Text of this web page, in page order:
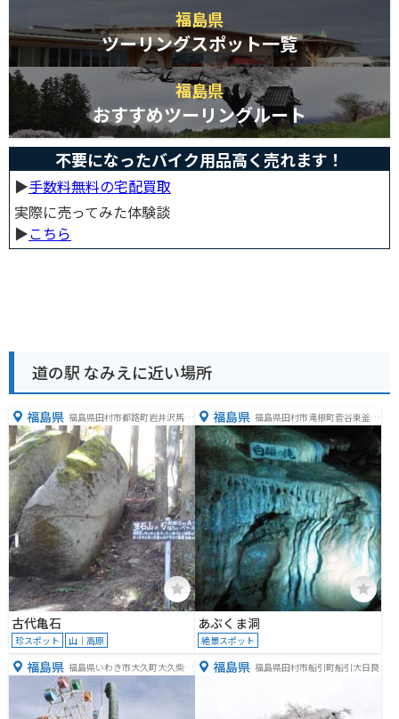
福島県
ツーリングスポット一覧
福島県
おすすめツーリングルート
不要になったバイク用品高く売れます！
▶︎手数料無料の宅配買取
実際に売ってみた体験談
▶︎こちら
道の駅 なみえに近い場所
福島県 福島県田村市都路町岩井沢馬酔
木沢２９８
古代亀石
珍スポット 山｜高原
福島県 福島県田村市滝根町菅谷東釜山
あぶくま洞
絶景スポット
福島県 福島県いわき市大久町大久柴崎
９
福島県 福島県田村市船引町船引大日良